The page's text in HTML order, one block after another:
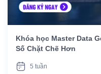
Khóa học Master Data
Số Chặt Chẽ Hơn
5 tuần